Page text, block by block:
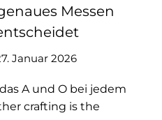
Messen
Januar 2026
A und O bei jedem
crafting is the